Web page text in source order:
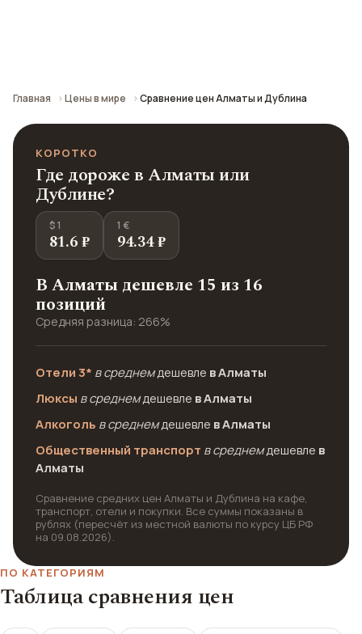
Главная Цены в мире Сравнение цен Алматы и Дублина
КОРОТКО
Где дороже в Алматы или
Дублине?
$ 1
81.6 ₽
1 €
94.34 ₽
В Алматы дешевле 15 из 16
позиций
Средняя разница: 266%
Отели 3* в среднемдешевле в Алматы
Люксы в среднемдешевле в Алматы
Алкоголь в среднемдешевле в Алматы
Общественный транспорт в среднемдешевле в
Алматы
Сравнение средних цен Алматы и Дублина на кафе,
транспорт, отели и покупки. Все суммы показаны в
рублях (пересчёт из местной валюты по курсу ЦБ РФ
на 09.08.2026).
ПО КАТЕГОРИЯМ
Таблица сравнения цен